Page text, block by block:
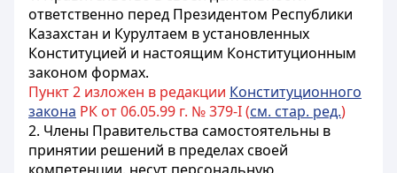
ответственно перед Президентом Республики
Казахстан и Курултаем в установленных
Конституцией и настоящим Конституционным
законом формах.
Пункт 2 изложен в редакции Конституционного
закона РК от 06.05.99 г. № 379-I (см. стар. ред.)
2. Члены Правительства самостоятельны в
принятии решений в пределах своей